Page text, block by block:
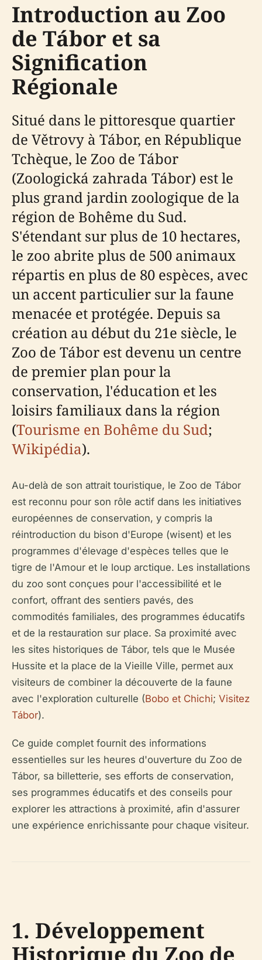
Introduction au Zoo
de Tábor et sa
Signification
Régionale
Situé dans le pittoresque quartier
de Větrovy à Tábor, en République
Tchèque, le Zoo de Tábor
(Zoologická zahrada Tábor) est le
plus grand jardin zoologique de la
région de Bohême du Sud.
S'étendant sur plus de 10 hectares,
le zoo abrite plus de 500 animaux
répartis en plus de 80 espèces, avec
un accent particulier sur la faune
menacée et protégée. Depuis sa
création au début du 21e siècle, le
Zoo de Tábor est devenu un centre
de premier plan pour la
conservation, l'éducation et les
loisirs familiaux dans la région
(Tourisme en Bohême du Sud;
Wikipédia).
Au-delà de son attrait touristique, le Zoo de Tábor
est reconnu pour son rôle actif dans les initiatives
européennes de conservation, y compris la
réintroduction du bison d'Europe (wisent) et les
programmes d'élevage d'espèces telles que le
tigre de l'Amour et le loup arctique. Les installations
du zoo sont conçues pour l'accessibilité et le
confort, offrant des sentiers pavés, des
commodités familiales, des programmes éducatifs
et de la restauration sur place. Sa proximité avec
les sites historiques de Tábor, tels que le Musée
Hussite et la place de la Vieille Ville, permet aux
visiteurs de combiner la découverte de la faune
avec l'exploration culturelle (Bobo et Chichi; Visitez
Tábor).
Ce guide complet fournit des informations
essentielles sur les heures d'ouverture du Zoo de
Tábor, sa billetterie, ses efforts de conservation,
ses programmes éducatifs et des conseils pour
explorer les attractions à proximité, afin d'assurer
une expérience enrichissante pour chaque visiteur.
1. Développement